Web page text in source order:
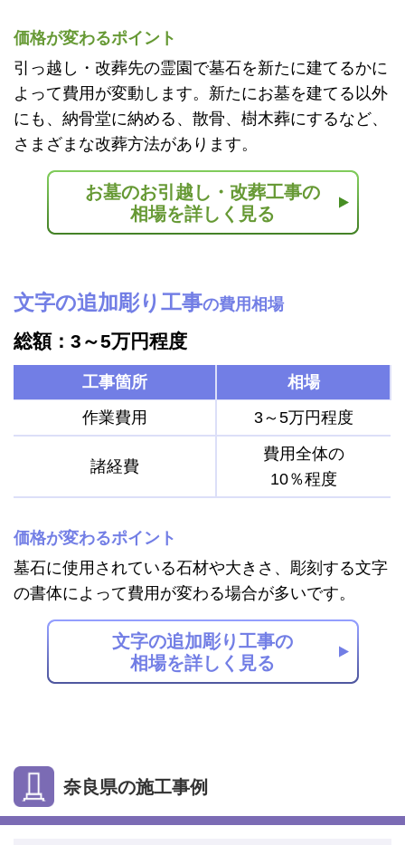
価格が変わるポイント
引っ越し・改葬先の霊園で墓石を新たに建てるかに
よって費用が変動します。新たにお墓を建てる以外
にも、納骨堂に納める、散骨、樹木葬にするなど、
さまざまな改葬方法があります。
お墓のお引越し・改葬工事の
相場を詳しく見る
文字の追加彫り工事の費用相場
総額：3～5万円程度
工事箇所
相場
作業費用
3～5万円程度
諸経費
費用全体の
10％程度
価格が変わるポイント
墓石に使用されている石材や大きさ、彫刻する文字
の書体によって費用が変わる場合が多いです。
文字の追加彫り工事の
相場を詳しく見る
奈良県の施工事例